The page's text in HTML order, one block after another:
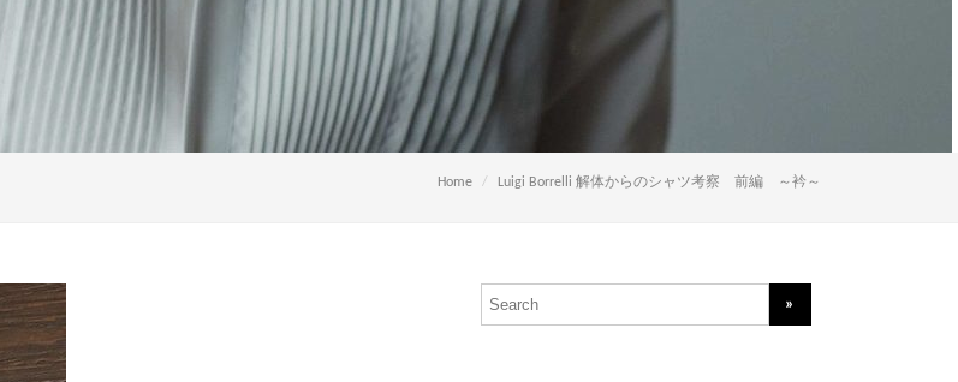
Home Luigi Borrelli 解体からのシャツ考察 前編 ～衿～
Search
for: